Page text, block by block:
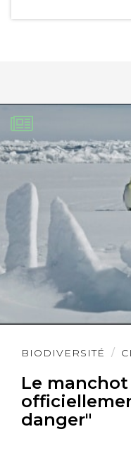
BIODIVERSITÉ
Le
danger"
Lire